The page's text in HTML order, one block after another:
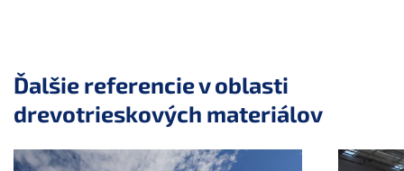
Ďalšie referencie v oblasti
drevotrieskových materiálov
a11y.jump_slider_end